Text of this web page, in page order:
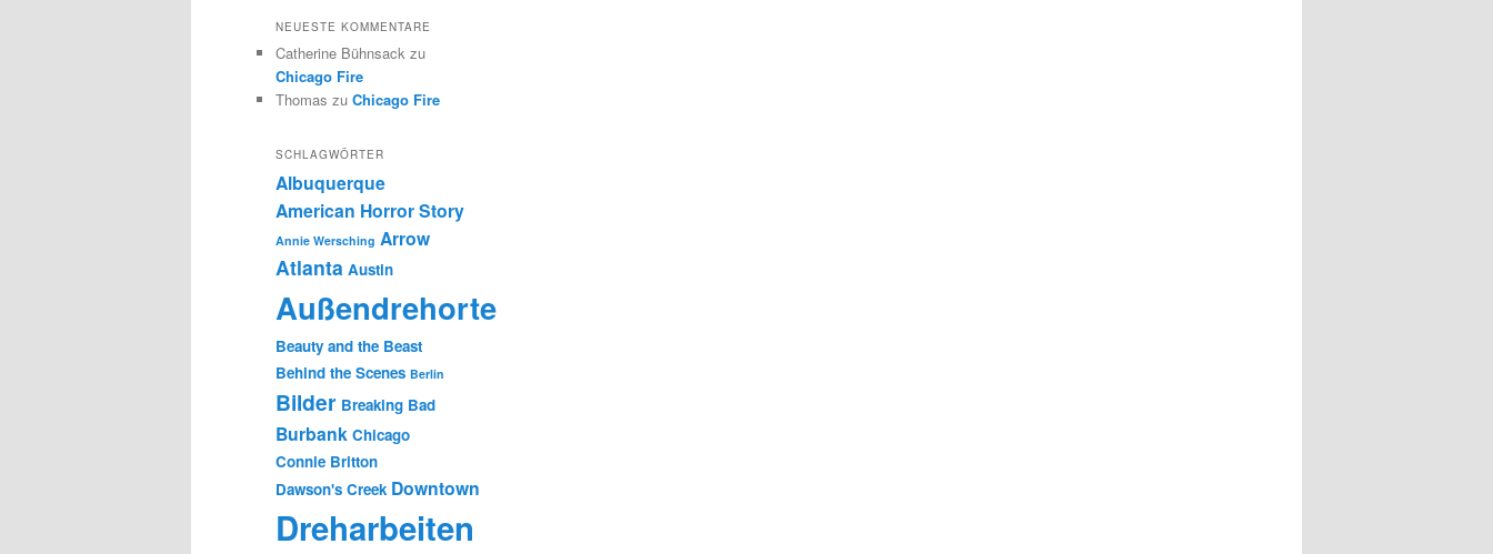
NEUESTE KOMMENTARE
Catherine Bühnsack zu
Chicago Fire
Thomas zu Chicago Fire
SCHLAGWÖRTER
Albuquerque
American Horror Story
Annie Wersching Arrow
Atlanta Austin
Außendrehorte
Beauty and the Beast
Behind the Scenes Berlin
Bilder Breaking Bad
Burbank Chicago
Connie Britton
Dawson's Creek Downtown
Dreharbeiten